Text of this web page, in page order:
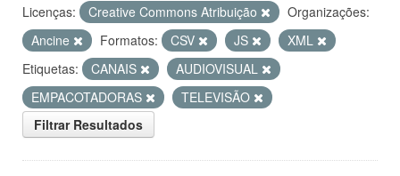
Licenças: Creative Commons Atribuição
Organizações:
Ancine
Formatos: CSV JS
XML
Etiquetas:
CANAIS
AUDIOVISUAL
EMPACOTADORAS
TELEVISÃO
Filtrar Resultados